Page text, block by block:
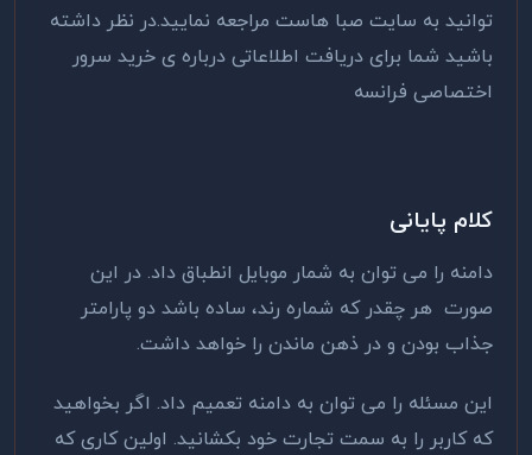
توانید به سایت صبا هاست مراجعه نمایید.در نظر داشته
باشید شما برای دریافت اطلاعاتی درباره ی خرید سرور
اختصاصی فرانسه
کلام پایانی
دامنه را می توان به شمار موبایل انطباق داد. در این
صورت هر چقدر که شماره رند، ساده باشد دو پارامتر
جذاب بودن و در ذهن ماندن را خواهد داشت.
این مسئله را می توان به دامنه تعمیم داد. اگر بخواهید
که کاربر را به سمت تجارت خود بکشانید. اولین کاری که